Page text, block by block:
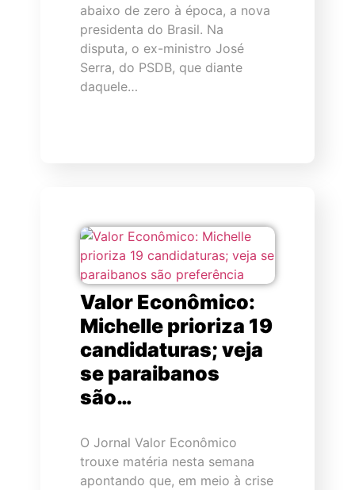
abaixo de zero à época, a nova
presidenta do Brasil. Na
disputa, o ex-ministro José
Serra, do PSDB, que diante
daquele…
Valor Econômico:
Michelle prioriza 19
candidaturas; veja
se paraibanos
são…
O Jornal Valor Econômico
trouxe matéria nesta semana
apontando que, em meio à crise